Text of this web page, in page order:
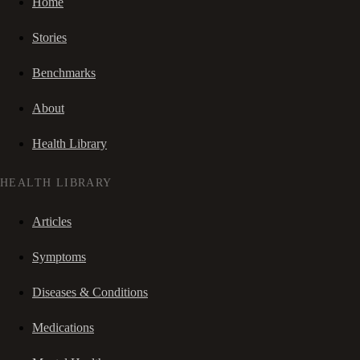
Stories
Benchmarks
About
Health Library
HEALTH LIBRARY
Articles
Symptoms
Diseases & Conditions
Medications